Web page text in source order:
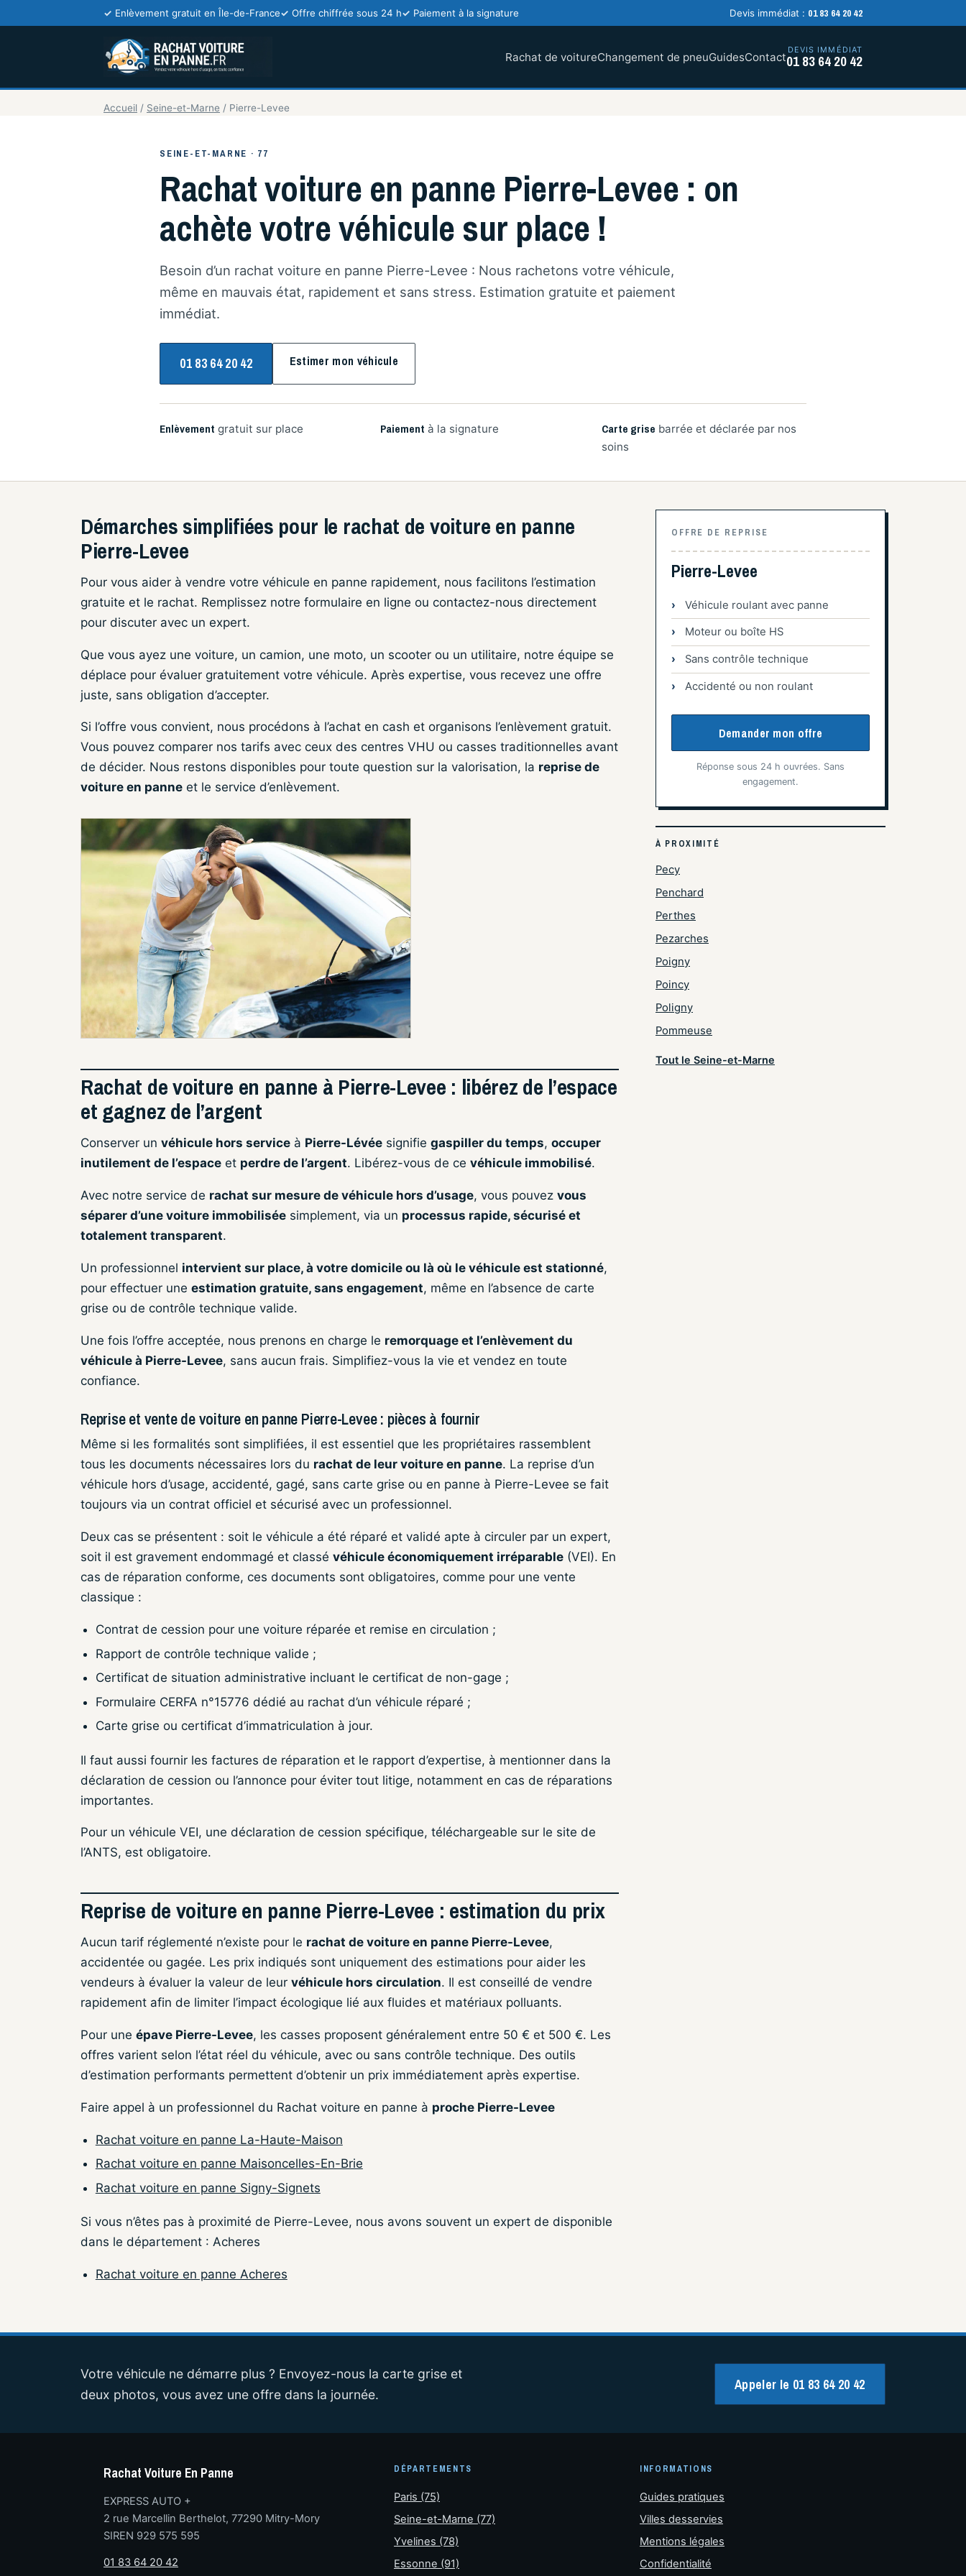
Enlèvement gratuit en Île-de-France Offre chiffrée sous 24 h Paiement à la signature Devis immédiat : 01 83 64 20 42
Rachat de voitureChangement de pneuGuidesContact
DEVIS IMMÉDIAT
01 83 64 20 42
Accueil / Seine-et-Marne / Pierre-Levee
SEINE-ET-MARNE · 77
Rachat voiture en panne Pierre-Levee : on
achète votre véhicule sur place !
Besoin d’un rachat voiture en panne Pierre-Levee : Nous rachetons votre véhicule,
même en mauvais état, rapidement et sans stress. Estimation gratuite et paiement
immédiat.
01 83 64 20 42 Estimer mon véhicule
Enlèvement gratuit sur place Paiement à la signature Carte grise barrée et déclarée par nos
soins
Démarches simplifiées pour le rachat de voiture en panne
Pierre-Levee
Pour vous aider à vendre votre véhicule en panne rapidement, nous facilitons l’estimation
gratuite et le rachat. Remplissez notre formulaire en ligne ou contactez-nous directement
pour discuter avec un expert.
Que vous ayez une voiture, un camion, une moto, un scooter ou un utilitaire, notre équipe se
déplace pour évaluer gratuitement votre véhicule. Après expertise, vous recevez une offre
juste, sans obligation d’accepter.
Si l’offre vous convient, nous procédons à l’achat en cash et organisons l’enlèvement gratuit.
Vous pouvez comparer nos tarifs avec ceux des centres VHU ou casses traditionnelles avant
de décider. Nous restons disponibles pour toute question sur la valorisation, la reprise de
voiture en panne et le service d’enlèvement.
Rachat de voiture en panne à Pierre-Levee : libérez de l’espace
et gagnez de l’argent
Conserver un véhicule hors service à Pierre-Lévée signifie gaspiller du temps, occuper
inutilement de l’espace et perdre de l’argent. Libérez-vous de ce véhicule immobilisé.
Avec notre service de rachat sur mesure de véhicule hors d’usage, vous pouvez vous
séparer d’une voiture immobilisée simplement, via un processus rapide, sécurisé et
totalement transparent.
Un professionnel intervient sur place, à votre domicile ou là où le véhicule est stationné,
pour effectuer une estimation gratuite, sans engagement, même en l’absence de carte
grise ou de contrôle technique valide.
Une fois l’offre acceptée, nous prenons en charge le remorquage et l’enlèvement du
véhicule à Pierre-Levee, sans aucun frais. Simplifiez-vous la vie et vendez en toute
confiance.
Reprise et vente de voiture en panne Pierre-Levee : pièces à fournir
Même si les formalités sont simplifiées, il est essentiel que les propriétaires rassemblent
tous les documents nécessaires lors du rachat de leur voiture en panne. La reprise d’un
véhicule hors d’usage, accidenté, gagé, sans carte grise ou en panne à Pierre-Levee se fait
toujours via un contrat officiel et sécurisé avec un professionnel.
Deux cas se présentent : soit le véhicule a été réparé et validé apte à circuler par un expert,
soit il est gravement endommagé et classé véhicule économiquement irréparable (VEI). En
cas de réparation conforme, ces documents sont obligatoires, comme pour une vente
classique :
Contrat de cession pour une voiture réparée et remise en circulation ;
Rapport de contrôle technique valide ;
Certificat de situation administrative incluant le certificat de non-gage ;
Formulaire CERFA n°15776 dédié au rachat d’un véhicule réparé ;
Carte grise ou certificat d’immatriculation à jour.
Il faut aussi fournir les factures de réparation et le rapport d’expertise, à mentionner dans la
déclaration de cession ou l’annonce pour éviter tout litige, notamment en cas de réparations
importantes.
Pour un véhicule VEI, une déclaration de cession spécifique, téléchargeable sur le site de
l’ANTS, est obligatoire.
Reprise de voiture en panne Pierre-Levee : estimation du prix
Aucun tarif réglementé n’existe pour le rachat de voiture en panne Pierre-Levee,
accidentée ou gagée. Les prix indiqués sont uniquement des estimations pour aider les
vendeurs à évaluer la valeur de leur véhicule hors circulation. Il est conseillé de vendre
rapidement afin de limiter l’impact écologique lié aux fluides et matériaux polluants.
Pour une épave Pierre-Levee, les casses proposent généralement entre 50 € et 500 €. Les
offres varient selon l’état réel du véhicule, avec ou sans contrôle technique. Des outils
d’estimation performants permettent d’obtenir un prix immédiatement après expertise.
Faire appel à un professionnel du Rachat voiture en panne à proche Pierre-Levee
Rachat voiture en panne La-Haute-Maison
Rachat voiture en panne Maisoncelles-En-Brie
Rachat voiture en panne Signy-Signets
Si vous n’êtes pas à proximité de Pierre-Levee, nous avons souvent un expert de disponible
dans le département : Acheres
Rachat voiture en panne Acheres
OFFRE DE REPRISE
Pierre-Levee
Véhicule roulant avec panne
Moteur ou boîte HS
Sans contrôle technique
Accidenté ou non roulant
Demander mon offre
Réponse sous 24 h ouvrées. Sans
engagement.
À PROXIMITÉ
Pecy
Penchard
Perthes
Pezarches
Poigny
Poincy
Poligny
Pommeuse
Tout le Seine-et-Marne
Votre véhicule ne démarre plus ? Envoyez-nous la carte grise et
deux photos, vous avez une offre dans la journée.
Appeler le 01 83 64 20 42
Rachat Voiture En Panne
EXPRESS AUTO +
2 rue Marcellin Berthelot, 77290 Mitry-Mory
SIREN 929 575 595
01 83 64 20 42
DÉPARTEMENTS
Paris (75)
Seine-et-Marne (77)
Yvelines (78)
Essonne (91)
INFORMATIONS
Guides pratiques
Villes desservies
Mentions légales
Confidentialité